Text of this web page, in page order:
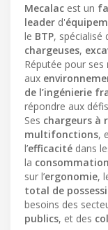
Mecalac est un
leader d'
le BTP, spécialisé
chargeuses,
Réputée pour ses
aux
de l’ingénierie
répondre aux
Ses chargeurs à
multifonctions,
l’efficacité dans
la
sur l’ergonomie,
total de
besoins des
publics, et des